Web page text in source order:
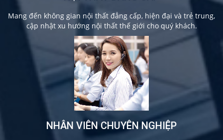
Mang đến không gian nội thất đẳng cấp, hiện đại và trẻ trung,
cập nhật xu hướng nội thất thế giới cho quý khách.
NHÂN VIÊN CHUYÊN NGHIỆP